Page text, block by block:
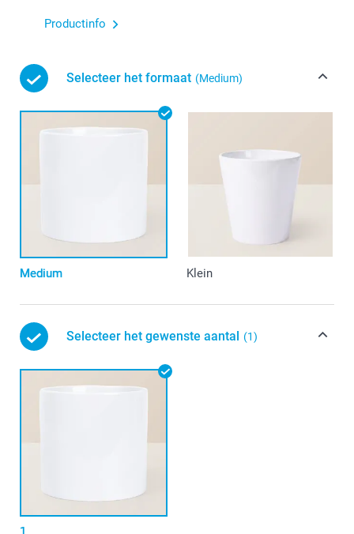
Productinfo
Selecteer het formaat (Medium)
Medium Klein
Selecteer het gewenste aantal (1)